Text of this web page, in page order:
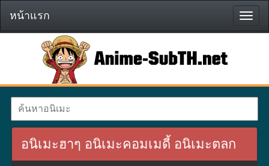
หน้า
แรก
หน้าแรก
อนิเมะฮาๆ อนิเมะคอมเมดี้ อนิเมะตลก